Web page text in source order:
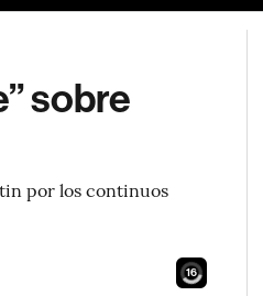
sobre
por los continuos
14